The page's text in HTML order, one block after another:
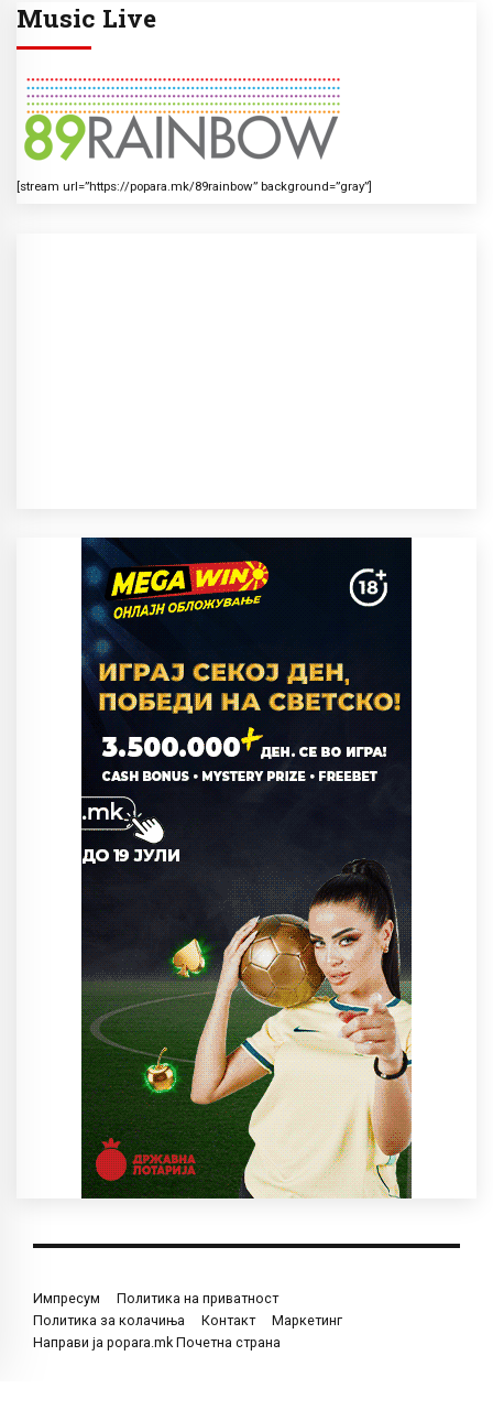
Music Live
[stream url=”https://popara.mk/89rainbow” background=”gray”]
Импресум
Политика на приватност
Политика за колачиња
Контакт
Маркетинг
Направи ја popara.mk Почетна страна